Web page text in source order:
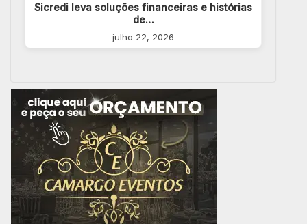
Sicredi leva soluções financeiras e histórias
de…
julho 22, 2026